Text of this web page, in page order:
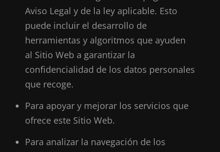
Aviso Legal y de la ley aplicable. Esto
puede incluir el desarrollo de
herramientas y algoritmos que ayuden
al Sitio Web a garantizar la
confidencialidad de los datos personales
que recoge.
Para apoyar y mejorar los servicios que
ofrece este Sitio Web.
Para analizar la navegación de los